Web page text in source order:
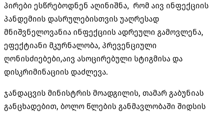
პირები ესწრებოდნენ აღინიშნა, რომ აივ ინფექციის
პანდემიის დასრულებისთვის უაღრესად
მნიშვნელოვანია ინფექციის ადრეული გამოვლენა,
ეფექტიანი მკურნალობა, პრევენციული
ღონისძიებები,აივ ასოცირებული სტიგმისა და
დისკრიმინაციის დაძლევა.
ჯანდაცვის მინისტრის მოადგილის, თამარ გაბუნიას
განცხადებით, ბოლო წლების განმავლობაში შიდსის